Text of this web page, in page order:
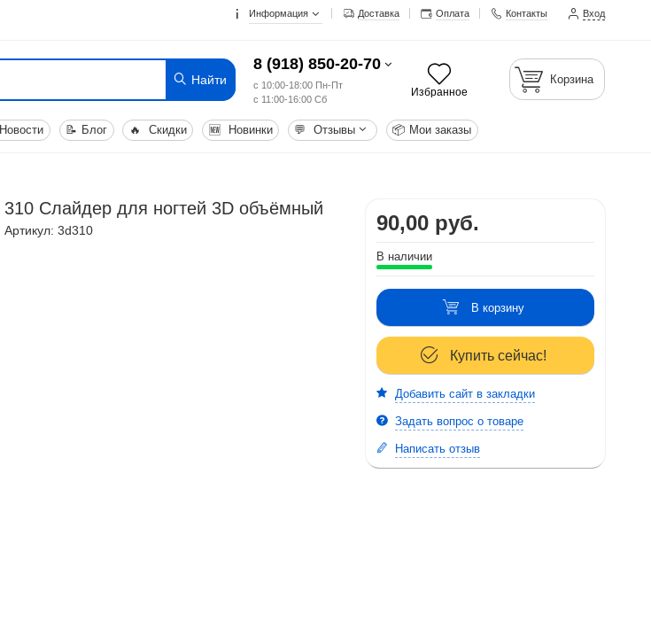
Информация Доставка Оплата Контакты Вход
Найти
8 (918) 850-20-70
с 10:00-18:00 Пн-Пт
с 11:00-16:00 Сб
Избранное
Корзина
Новости 📝 Блог 🔥 Скидки 🆕 Новинки 💬 Отзывы 📦 Мои заказы
310 Слайдер для ногтей 3D объёмный
Артикул: 3d310 90,00 руб.
В наличии
В корзину
Купить сейчас!
Добавить сайт в закладки
Задать вопрос о товаре
Написать отзыв